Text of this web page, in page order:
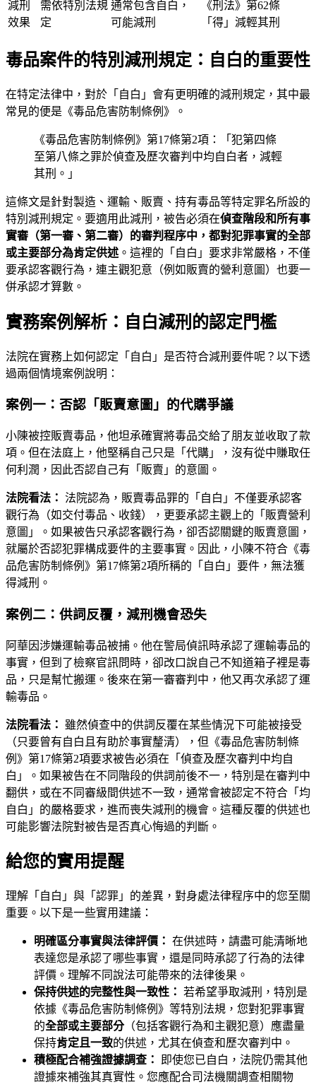
減刑
效果
需依特別法規
定
通常包含自白，
可能減刑
《刑法》第62條
「得」減輕其刑
毒品案件的特別減刑規定：自白的重要性
在特定法律中，對於「自白」會有更明確的減刑規定，其中最
常見的便是《毒品危害防制條例》。
《毒品危害防制條例》第17條第2項：「犯第四條
至第八條之罪於偵查及歷次審判中均自白者，減輕
其刑。」
這條文是針對製造、運輸、販賣、持有毒品等特定罪名所設的
特別減刑規定。要適用此減刑，被告必須在偵查階段和所有事
實審（第一審、第二審）的審判程序中，都對犯罪事實的全部
或主要部分為肯定供述 。這裡的「自白」要求非常嚴格，不僅
要承認客觀行為，連主觀犯意（例如販賣的營利意圖）也要一
併承認才算數。
實務案例解析：自白減刑的認定門檻
法院在實務上如何認定「自白」是否符合減刑要件呢？以下透
過兩個情境案例說明：
案例一：否認「販賣意圖」的代購爭議
小陳被控販賣毒品，他坦承確實將毒品交給了朋友並收取了款
項。但在法庭上，他堅稱自己只是「代購」，沒有從中賺取任
何利潤，因此否認自己有「販賣」的意圖。
法院看法： 法院認為，販賣毒品罪的「自白」不僅要承認客
觀行為（如交付毒品、收錢），更要承認主觀上的「販賣營利
意圖」。如果被告只承認客觀行為，卻否認關鍵的販賣意圖，
就屬於否認犯罪構成要件的主要事實。因此，小陳不符合《毒
品危害防制條例》第17條第2項所稱的「自白」要件，無法獲
得減刑。
案例二：供詞反覆，減刑機會恐失
阿華因涉嫌運輸毒品被捕。他在警局偵訊時承認了運輸毒品的
事實，但到了檢察官訊問時，卻改口說自己不知道箱子裡是毒
品，只是幫忙搬運。後來在第一審審判中，他又再次承認了運
輸毒品。
法院看法：
雖然偵查中的供詞反覆在某些情況下可能被接受
（只要曾有自白且有助於事實釐清），但《毒品危害防制條
例》第17條第2項要求被告必須在「偵查及歷次審判中均自
白」。如果被告在不同階段的供詞前後不一，特別是在審判中
翻供，或在不同審級間供述不一致，通常會被認定不符合「均
自白」的嚴格要求，進而喪失減刑的機會。這種反覆的供述也
可能影響法院對被告是否真心悔過的判斷。
給您的實用提醒
理解「自白」與「認罪」的差異，對身處法律程序中的您至關
重要。以下是一些實用建議：
明確區分事實與法律評價： 在供述時，請盡可能清晰地
表達您是承認了哪些事實，還是同時承認了行為的法律
評價。理解不同說法可能帶來的法律後果。
保持供述的完整性與一致性： 若希望爭取減刑，特別是
依據《毒品危害防制條例》等特別法規，您對犯罪事實
的全部或主要部分（包括客觀行為和主觀犯意）應盡量
保持肯定且一致的供述，尤其在偵查和歷次審判中。
積極配合補強證據調查：
即使您已自白，法院仍需其他
證據來補強其真實性。您應配合司法機關調查相關物